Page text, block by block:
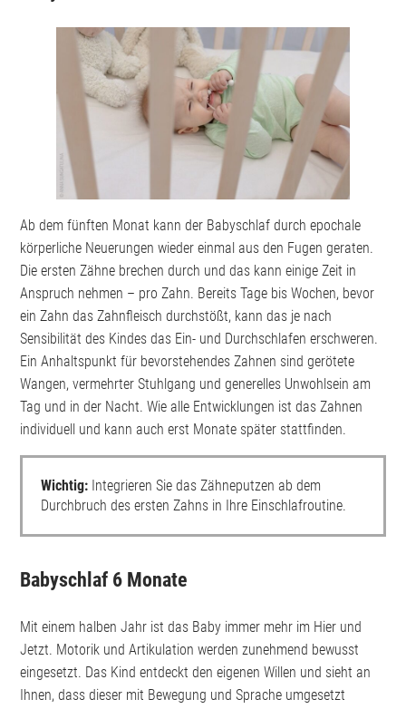
Ab dem fünften Monat kann der Babyschlaf durch epochale
körperliche Neuerungen wieder einmal aus den Fugen geraten.
Die ersten Zähne brechen durch und das kann einige Zeit in
Anspruch nehmen – pro Zahn. Bereits Tage bis Wochen, bevor
ein Zahn das Zahnfleisch durchstößt, kann das je nach
Sensibilität des Kindes das Ein- und Durchschlafen erschweren.
Ein Anhaltspunkt für bevorstehendes Zahnen sind gerötete
Wangen, vermehrter Stuhlgang und generelles Unwohlsein am
Tag und in der Nacht. Wie alle Entwicklungen ist das Zahnen
individuell und kann auch erst Monate später stattfinden.
Wichtig: Integrieren Sie das Zähneputzen ab dem
Durchbruch des ersten Zahns in Ihre Einschlafroutine.
Babyschlaf 6 Monate
Mit einem halben Jahr ist das Baby immer mehr im Hier und
Jetzt. Motorik und Artikulation werden zunehmend bewusst
eingesetzt. Das Kind entdeckt den eigenen Willen und sieht an
Ihnen, dass dieser mit Bewegung und Sprache umgesetzt